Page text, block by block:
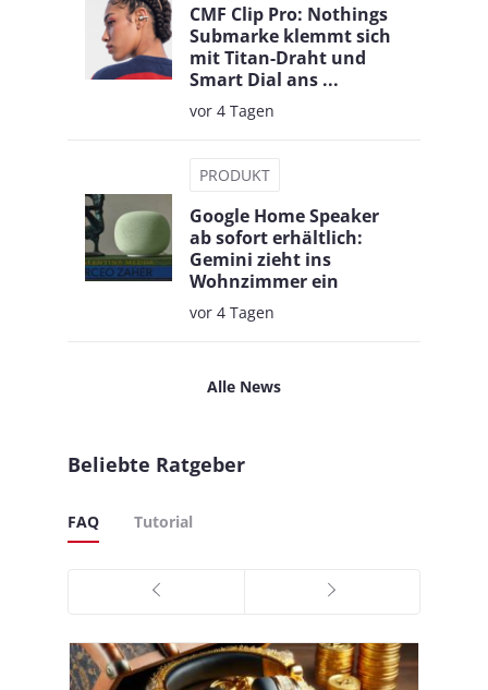
CMF Clip Pro: Nothings
Submarke klemmt sich
mit Titan-Draht und
Smart Dial ans ...
vor 4 Tagen
PRODUKT
Google Home Speaker
ab sofort erhältlich:
Gemini zieht ins
Wohnzimmer ein
vor 4 Tagen
Alle News
Beliebte Ratgeber
FAQ Tutorial